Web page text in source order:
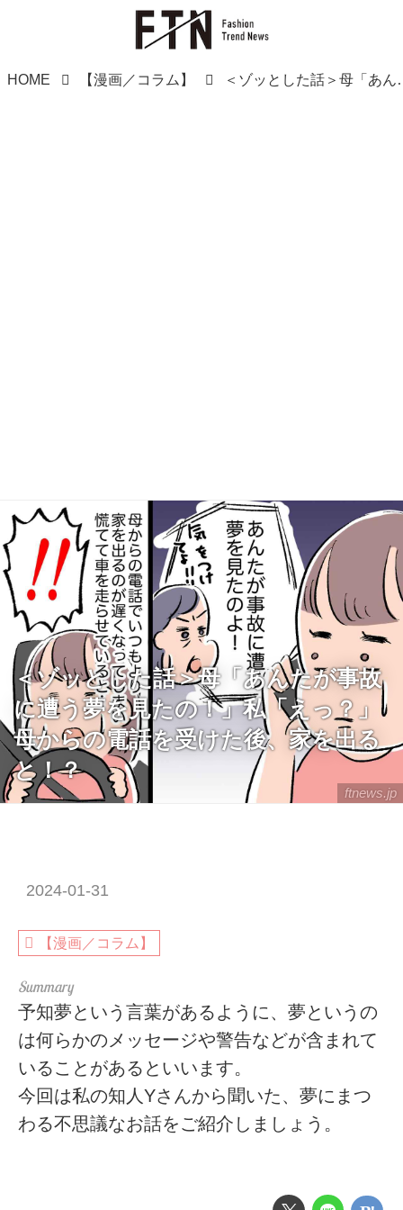
HOME 【漫画／コラム】 ＜ゾッとした話＞母「
ftnews.jp
＜ゾッとした話＞母「あんたが事故
に遭う夢を見たの！」私「えっ？」
母からの電話を受けた後、家を出る
と！？
2024-01-31
【漫画／コラム】
予知夢という言葉があるように、夢というの
は何らかのメッセージや警告などが含まれて
いることがあるといいます。
今回は私の知人Yさんから聞いた、夢にまつ
わる不思議なお話をご紹介しましょう。